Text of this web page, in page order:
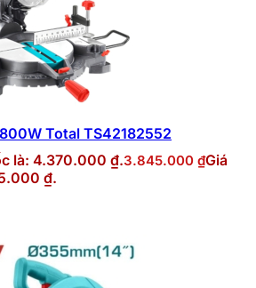
Total TS42182552
là: 4.370.000 ₫.3.845.000 ₫Giá
₫.